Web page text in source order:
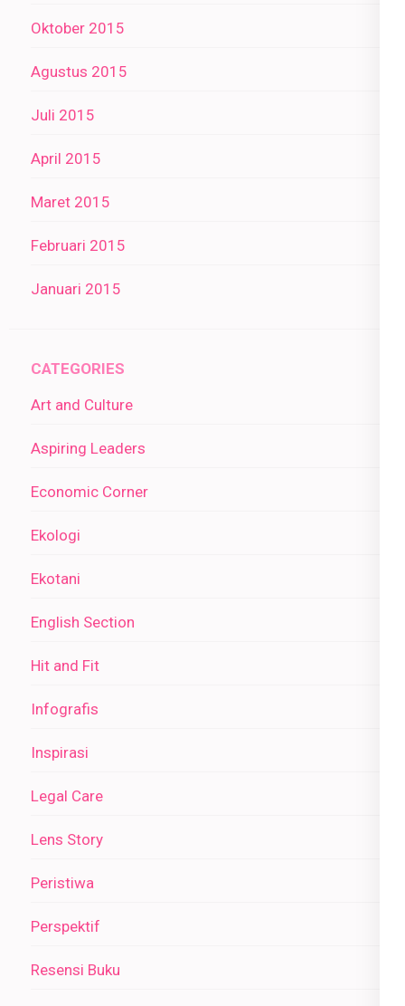
Oktober 2015
Agustus 2015
Juli 2015
April 2015
Maret 2015
Februari 2015
Januari 2015
CATEGORIES
Art and Culture
Aspiring Leaders
Economic Corner
Ekologi
Ekotani
English Section
Hit and Fit
Infografis
Inspirasi
Legal Care
Lens Story
Peristiwa
Perspektif
Resensi Buku